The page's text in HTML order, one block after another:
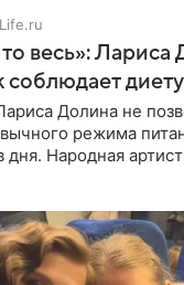
Life.ru
весь»: Лариса
соблюдает
Долина не
режима
дня. Народная